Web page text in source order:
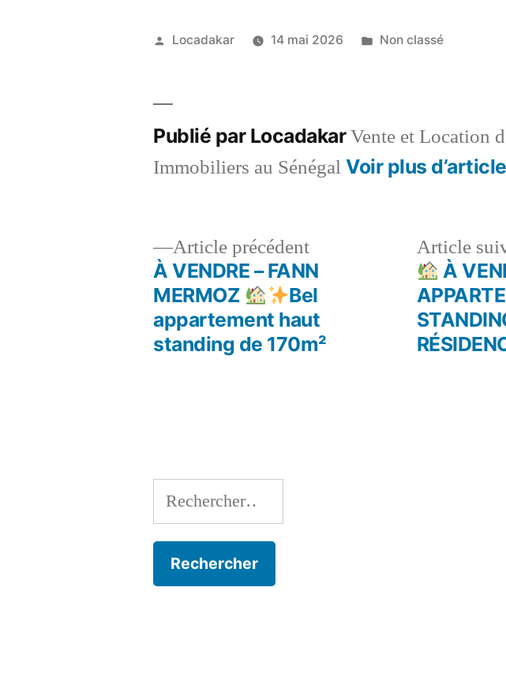
Publié
Locadakar 14 mai 2026
Publié
Non classé
Publié par LocadakarVente et Location
Immobiliers au SénégalVoir plus
Navigation
Article précédentArticle
précédent :
À VENDRE – FANN
MERMOZ
Bel
appartement haut
standing de 170m²
Article
À
Rechercher :